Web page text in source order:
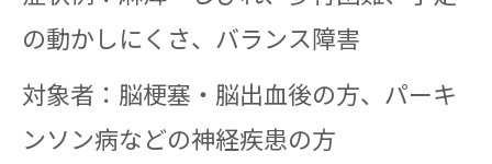
の動かしにくさ、バランス障害
対象者：脳梗塞・脳出血後の方、パーキ
ンソン病などの神経疾患の方